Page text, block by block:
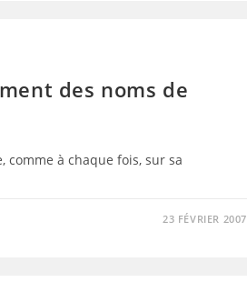
des noms de
à chaque fois, sur sa
23 FÉVRIER 2007